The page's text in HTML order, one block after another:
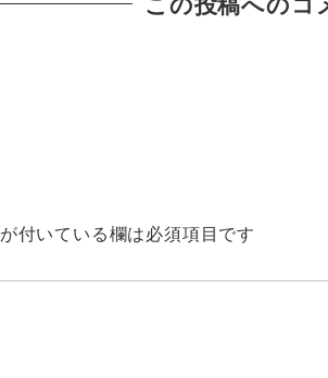
が付いている欄は必須項目です